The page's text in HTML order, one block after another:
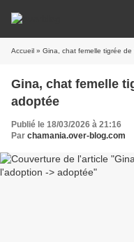
Accueil » Gina, chat femelle tigrée
Gina, chat femelle
adoptée
Publié le 18/03/2026 à 21:16
Par chamania.over-blog.com